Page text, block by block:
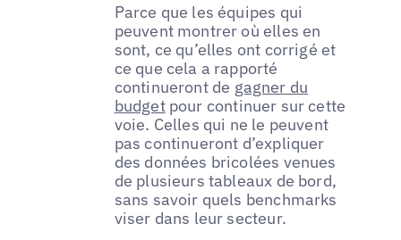
Parce que les équipes qui
peuvent montrer où elles en
sont, ce qu’elles ont corrigé et
ce que cela a rapporté
continueront de gagner du
budgetpour continuer sur cette
voie. Celles qui ne le peuvent
pas continueront d’expliquer
des données bricolées venues
de plusieurs tableaux de bord,
sans savoir quels benchmarks
viser dans leur secteur.